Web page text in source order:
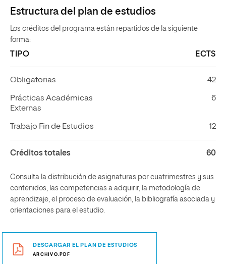
Estructura del plan de estudios
Los créditos del programa están repartidos de la siguiente
forma:
TIPO ECTS
Obligatorias 42
Prácticas Académicas
Externas
6
Trabajo Fin de Estudios 12
Créditos totales 60
Consulta la distribución de asignaturas por cuatrimestres y sus
contenidos, las competencias a adquirir, la metodología de
aprendizaje, el proceso de evaluación, la bibliografía asociada y
orientaciones para el estudio.
DESCARGAR EL PLAN DE ESTUDIOS
ARCHIVO.PDF